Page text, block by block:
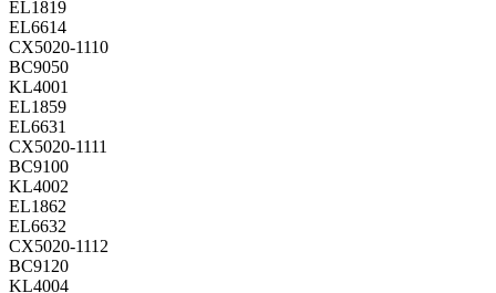
EL1819
EL6614
CX5020-1110
BC9050
KL4001
EL1859
EL6631
CX5020-1111
BC9100
KL4002
EL1862
EL6632
CX5020-1112
BC9120
KL4004